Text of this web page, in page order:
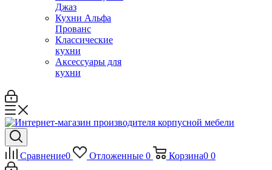
Джаз
Кухни Альфа
Прованс
Классические
кухни
Аксессуары для
кухни
Сравнение0 Отложенные 0 Корзина0 0